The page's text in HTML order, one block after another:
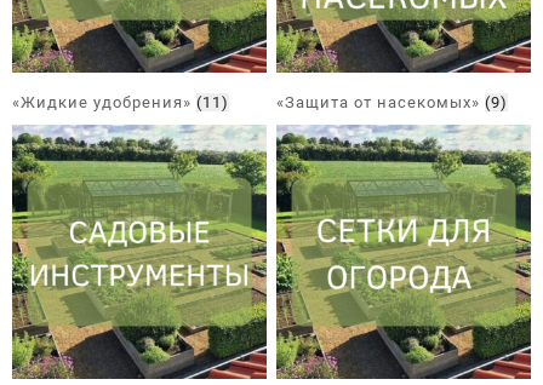
«Жидкие удобрения» (11) «Защита от насекомых»(9)